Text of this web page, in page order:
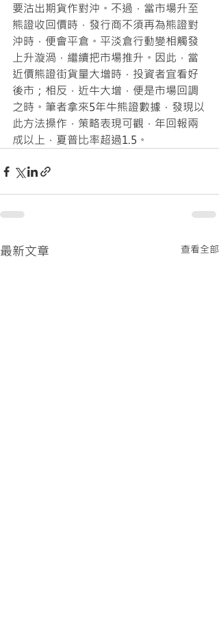
要沽出期貨作對沖。不過，當市場升至
熊證收回價時，發行商不須再為熊證對
沖時，便會平倉。平淡倉行動變相觸發
上升漩渦，繼續把市場推升。因此，當
近價熊證街貨量大增時，投資者宜看好
後市；相反，近牛大增，便是市場回調
之時。筆者拿來5年牛熊證數據，發現以
此方法操作，策略表現可觀，年回報兩
成以上，夏普比率超過1.5。
最新文章 查看全部